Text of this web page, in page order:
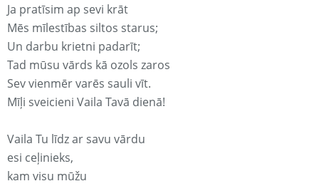
Ja pratīsim ap sevi krāt
Mēs mīlestības siltos starus;
Un darbu krietni padarīt;
Tad mūsu vārds kā ozols zaros
Sev vienmēr varēs sauli vīt.
Mīļi sveicieni Vaila Tavā dienā!
Vaila Tu līdz ar savu vārdu
esi ceļinieks,
kam visu mūžu